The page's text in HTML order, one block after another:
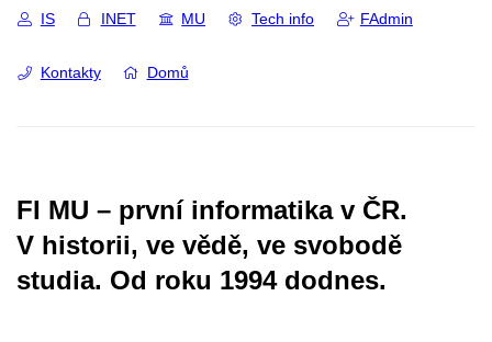
IS INET MU Tech info FAdmin
Kontakty Domů
FI MU – první informatika v ČR.
V historii, ve vědě, ve svobodě
studia. Od roku 1994 dodnes.